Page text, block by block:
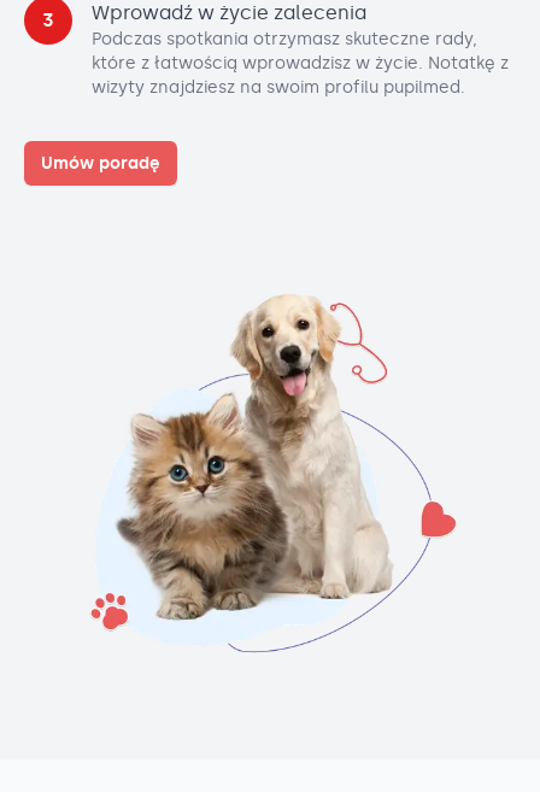
3 Wprowadź w życie zalecenia
Podczas spotkania otrzymasz skuteczne rady,
które z łatwością wprowadzisz w życie. Notatkę z
wizyty znajdziesz na swoim profilu pupilmed.
Umów poradę